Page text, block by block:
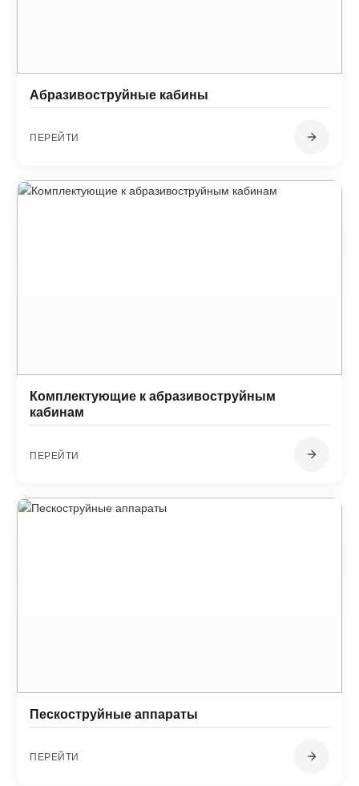
Абразивоструйные кабины
ПЕРЕЙТИ
Комплектующие к абразивоструйным
кабинам
ПЕРЕЙТИ
Пескоструйные аппараты
ПЕРЕЙТИ